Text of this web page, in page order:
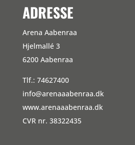
ADRESSE
Arena Aabenraa
Hjelmallé 3
6200 Aabenraa
Tlf.: 74627400
info@arenaaabenraa.dk
www.arenaaabenraa.dk
CVR nr. 38322435